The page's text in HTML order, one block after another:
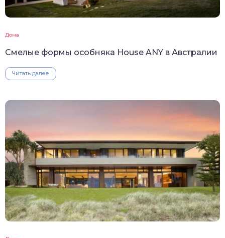
Дома
Смелые формы особняка House ANY в Австралии
Читать далее